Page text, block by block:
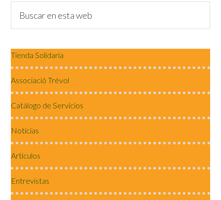
Tienda Solidaria
Associació Trévol
Catálogo de Servicios
Notícias
Artículos
Entrevistas